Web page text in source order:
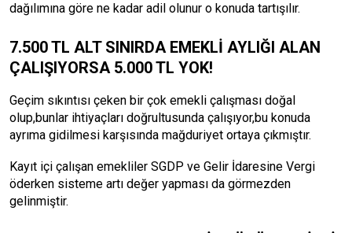
dağılımına göre ne kadar adil olunur o konuda tartışılır.
7.500 TL ALT SINIRDA EMEKLİ AYLIĞI ALAN
ÇALIŞIYORSA 5.000 TL YOK!
Geçim sıkıntısı çeken bir çok emekli çalışması doğal
olup,bunlar ihtiyaçları doğrultusunda çalışıyor,bu konuda
ayrıma gidilmesi karşısında mağduriyet ortaya çıkmıştır.
Kayıt içi çalışan emekliler SGDP ve Gelir İdaresine Vergi
öderken sisteme artı değer yapması da görmezden
gelinmiştir.